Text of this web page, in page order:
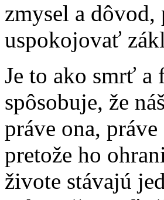
zmysel a
uspokojovať
Je to ako smrť
spôsobuje, že
práve ona, práve
pretože ho
živote stávajú